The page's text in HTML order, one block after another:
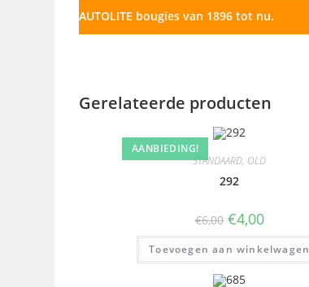
AUTOLITE bougies van 1896 tot nu.
Gerelateerde producten
AANBIEDING!
STANDAARD, OLD
292
€6,00 €4,00
Toevoegen aan winkelwagen